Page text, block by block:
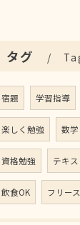
タグ
宿題 学習指導
楽しく勉強 数学
資格勉強 テキ
飲食OK フリー